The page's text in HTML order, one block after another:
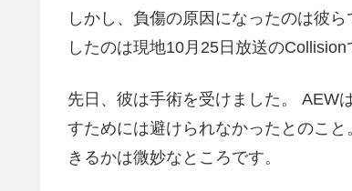
しかし、負傷の原因になったのは彼
したのは現地10月25日放送の
先日、彼は手術を受けました。 AEW
すためには避けられなかったとのこ
きるかは微妙なところです。